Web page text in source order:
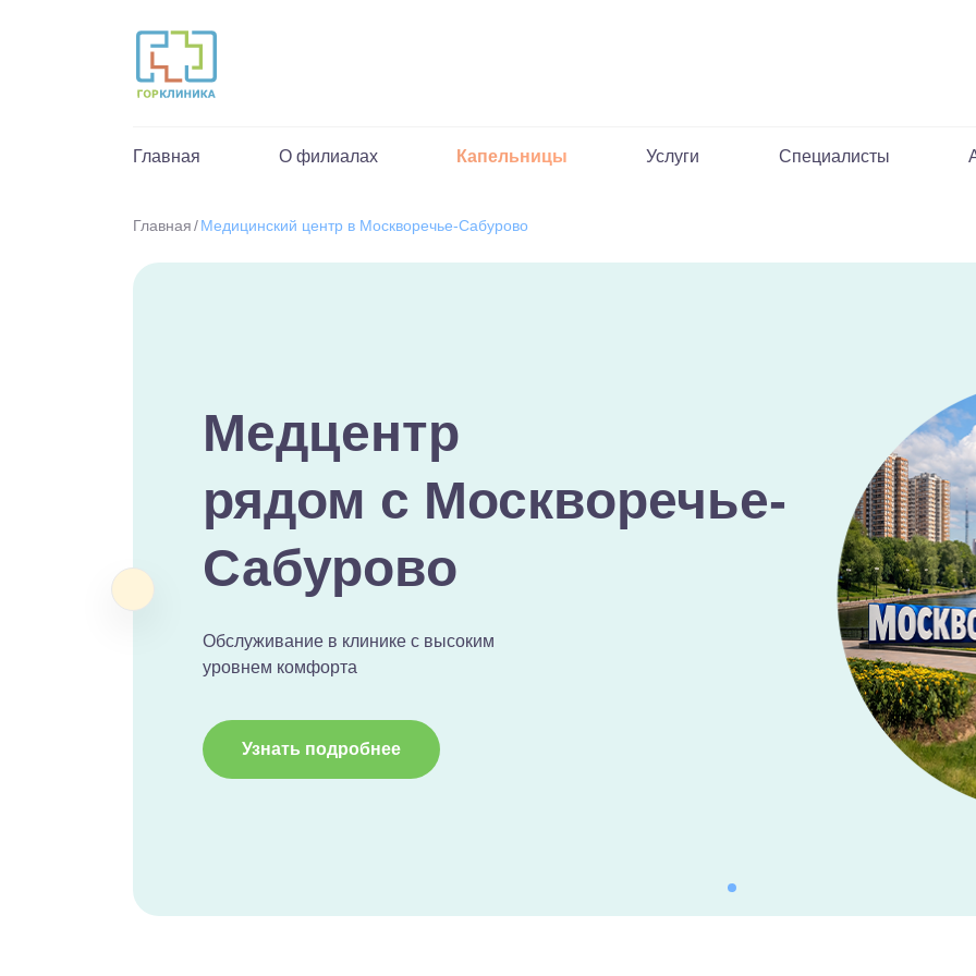
Главная О филиалах Капельницы Услуги Специалисты
Главная Медицинский центр в Москворечье-Сабурово
Медцентр
рядом с Москворечье-
Сабурово
Обслуживание в клинике с высоким
уровнем комфорта
Узнать подробнее